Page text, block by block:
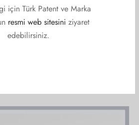
için Türk Patent ve Marka
resmi web sitesini ziyaret
edebilirsiniz.
BARAK BAL